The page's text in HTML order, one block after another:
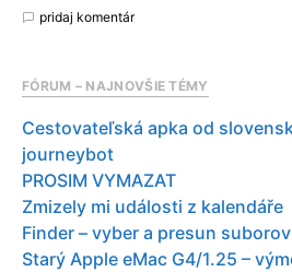
pridaj komentár
FÓRUM – NAJNOVŠIE TÉMY
Cestovateľská apka od
journeybot
PROSIM VYMAZAT
Zmizely mi události z kalendáře
Finder – vyber a presun suborov
Starý Apple eMac G4/1.25 –